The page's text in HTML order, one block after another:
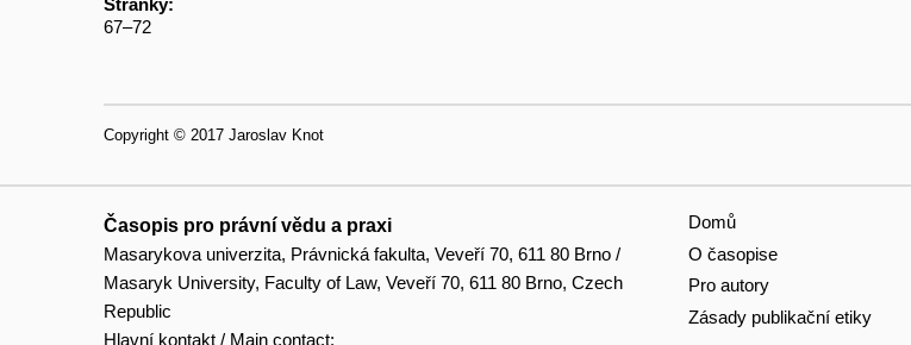
Stránky:
67–72
Copyright © 2017 Jaroslav Knot
Časopis pro právní vědu a praxi
Masarykova univerzita, Právnická fakulta, Veveří 70, 611 80 Brno /
Masaryk University, Faculty of Law, Veveří 70, 611 80 Brno, Czech
Republic
Hlavní kontakt / Main contact:
Domů
O časopise
Pro autory
Zásady publikační etiky